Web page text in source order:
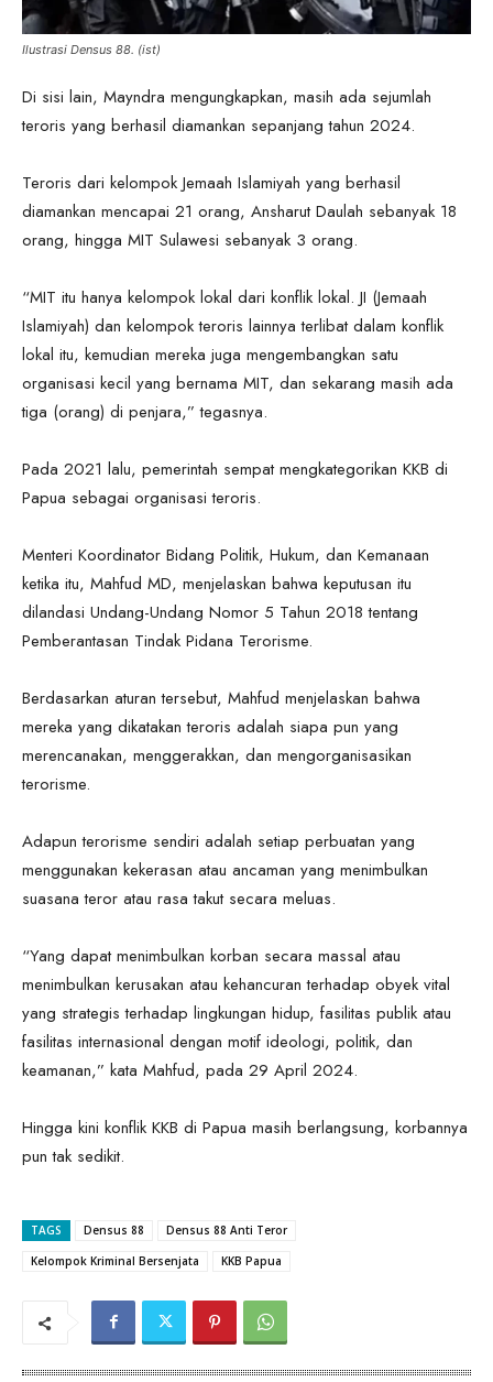
Ilustrasi Densus 88. (ist)
Di sisi lain, Mayndra mengungkapkan, masih ada sejumlah
teroris yang berhasil diamankan sepanjang tahun 2024.
Teroris dari kelompok Jemaah Islamiyah yang berhasil
diamankan mencapai 21 orang, Ansharut Daulah sebanyak 18
orang, hingga MIT Sulawesi sebanyak 3 orang.
“MIT itu hanya kelompok lokal dari konflik lokal. JI (Jemaah
Islamiyah) dan kelompok teroris lainnya terlibat dalam konflik
lokal itu, kemudian mereka juga mengembangkan satu
organisasi kecil yang bernama MIT, dan sekarang masih ada
tiga (orang) di penjara,” tegasnya.
Pada 2021 lalu, pemerintah sempat mengkategorikan KKB di
Papua sebagai organisasi teroris.
Menteri Koordinator Bidang Politik, Hukum, dan Kemanaan
ketika itu, Mahfud MD, menjelaskan bahwa keputusan itu
dilandasi Undang-Undang Nomor 5 Tahun 2018 tentang
Pemberantasan Tindak Pidana Terorisme.
Berdasarkan aturan tersebut, Mahfud menjelaskan bahwa
mereka yang dikatakan teroris adalah siapa pun yang
merencanakan, menggerakkan, dan mengorganisasikan
terorisme.
Adapun terorisme sendiri adalah setiap perbuatan yang
menggunakan kekerasan atau ancaman yang menimbulkan
suasana teror atau rasa takut secara meluas.
“Yang dapat menimbulkan korban secara massal atau
menimbulkan kerusakan atau kehancuran terhadap obyek vital
yang strategis terhadap lingkungan hidup, fasilitas publik atau
fasilitas internasional dengan motif ideologi, politik, dan
keamanan,” kata Mahfud, pada 29 April 2024.
Hingga kini konflik KKB di Papua masih berlangsung, korbannya
pun tak sedikit.
TAGS Densus 88
Densus 88 Anti Teror
Kelompok Kriminal Bersenjata
KKB Papua